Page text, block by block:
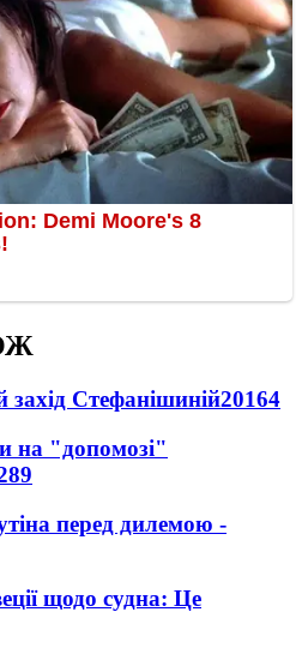
захід Стефанішиній20164
на "допомозі"
перед дилемою -
щодо судна: Це